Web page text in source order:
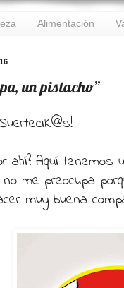
Alimentación
un pistacho”
ahí? Aquí
me preocupa
muy buena